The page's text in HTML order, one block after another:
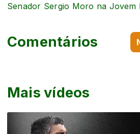
Mais vídeos
Senador Sergio Moro na Jovem
Comentários